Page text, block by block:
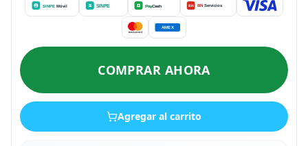
COMPRAR AHORA
Agregar al carrito